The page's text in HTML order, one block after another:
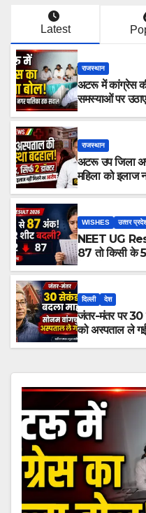
Latest
राजस्थान
अटरू में कांग्रेस
समस्याओं पर
राजस्थान
अटरू उप जिला
महिला को इलाज
WISHES उत्‍तर
NEET UG
87 तो किसी के
दिल्ली देश
जंतर-मंतर पर 30
को अस्पताल ले